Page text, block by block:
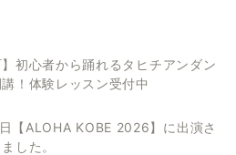
】初心者から踊れるタヒチアンダン
！体験レッスン受付中
【ALOHA KOBE 2026】に出演さ
した。